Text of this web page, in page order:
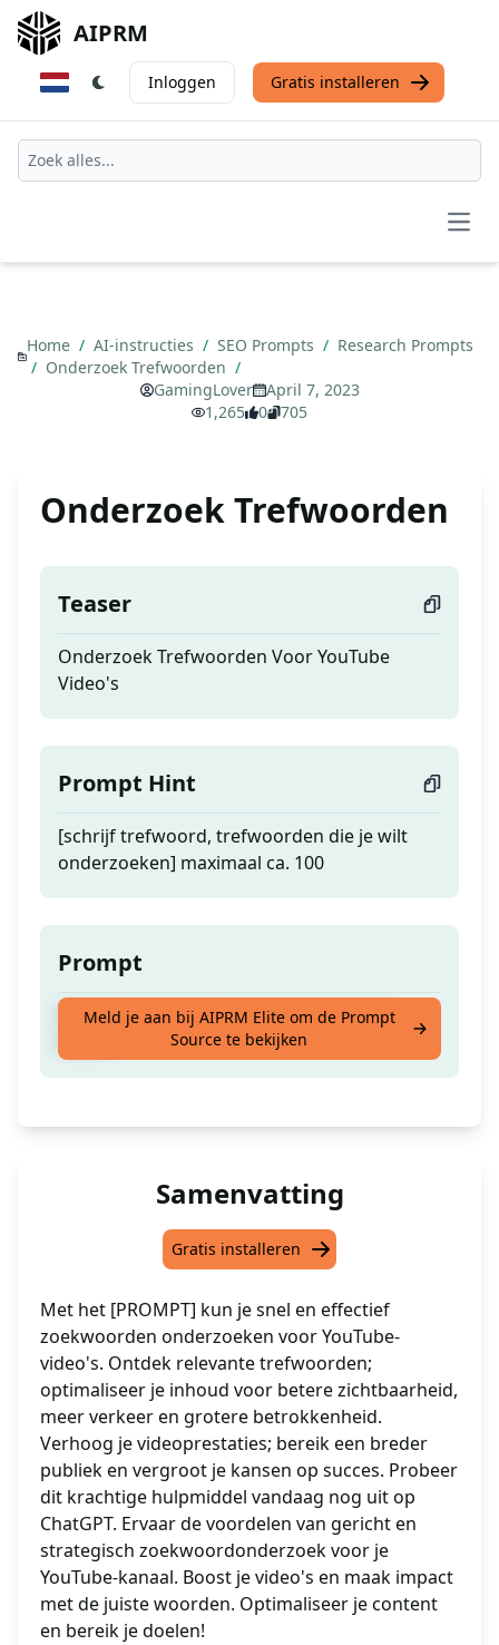
AIPRM
Inloggen Gratis installeren
Home / AI-instructies / SEO Prompts / Research Prompts
/ Onderzoek Trefwoorden /
GamingLover
April 7, 2023
1,265
0 705
Onderzoek Trefwoorden
Teaser
Onderzoek Trefwoorden Voor YouTube
Video's
Prompt Hint
[schrijf trefwoord, trefwoorden die je wilt
onderzoeken] maximaal ca. 100
Prompt
Onderzoek Trefwoorden Voor YouTube
Meld je aan bij AIPRM Elite om de Prompt
Source te bekijken
Samenvatting
Gratis installeren
Met het [PROMPT] kun je snel en effectief
zoekwoorden onderzoeken voor YouTube-
video's. Ontdek relevante trefwoorden;
optimaliseer je inhoud voor betere zichtbaarheid,
meer verkeer en grotere betrokkenheid.
Verhoog je videoprestaties; bereik een breder
publiek en vergroot je kansen op succes. Probeer
dit krachtige hulpmiddel vandaag nog uit op
ChatGPT. Ervaar de voordelen van gericht en
strategisch zoekwoordonderzoek voor je
YouTube-kanaal. Boost je video's en maak impact
met de juiste woorden. Optimaliseer je content
en bereik je doelen!